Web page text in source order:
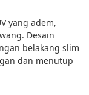
yang adem,
Desain
belakang slim
dan menutup